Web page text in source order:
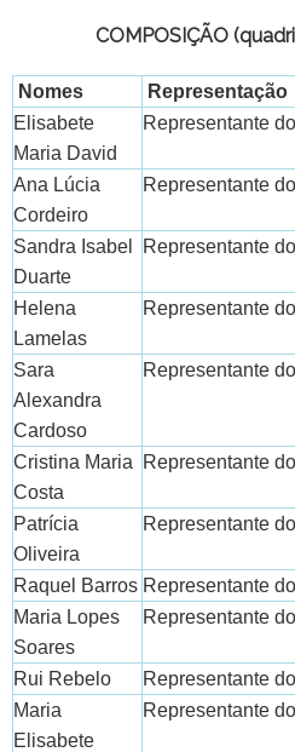
COMPOSIÇÃO
Nomes
Representação
Elisabete
Maria David
Representante
Ana Lúcia
Cordeiro
Representante
Sandra Isabel
Duarte
Representante
Helena
Lamelas
Representante
Sara
Alexandra
Cardoso
Representante
Cristina Maria
Costa
Representante
Patrícia
Oliveira
Representante
Raquel Barros Representante
Maria Lopes
Soares
Representante
Rui Rebelo
Representante
Maria
Elisabete
Representante